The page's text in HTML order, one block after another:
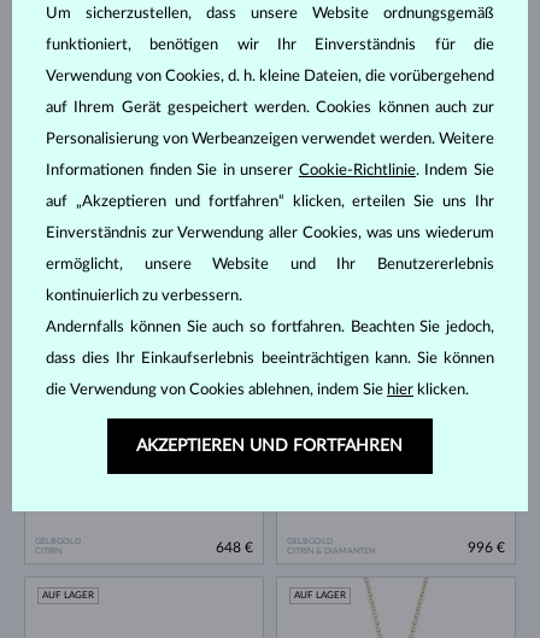
GELBGOLD
CITRIN & DIAMANTEN
2 170 €
GELBGOLD
CITRIN
953 €
GELBGOLD
CITRIN
735 €
GELBGOLD
CITRIN
648 €
GELBGOLD
CITRIN & DIAMANTEN
996 €
AUF LAGER AUF LAGER
Um sicherzustellen, dass unsere Website ordnungsgemäß
funktioniert, benötigen wir Ihr Einverständnis für die
Verwendung von Cookies, d. h. kleine Dateien, die vorübergehend
auf Ihrem Gerät gespeichert werden. Cookies können auch zur
Personalisierung von Werbeanzeigen verwendet werden. Weitere
Informationen finden Sie in unserer Cookie-Richtlinie. Indem Sie
auf „Akzeptieren und fortfahren“ klicken, erteilen Sie uns Ihr
Einverständnis zur Verwendung aller Cookies, was uns wiederum
ermöglicht, unsere Website und Ihr Benutzererlebnis
kontinuierlich zu verbessern.
Andernfalls können Sie auch so fortfahren. Beachten Sie jedoch,
dass dies Ihr Einkaufserlebnis beeinträchtigen kann. Sie können
die Verwendung von Cookies ablehnen, indem Sie hier klicken.
AKZEPTIEREN UND FORTFAHREN